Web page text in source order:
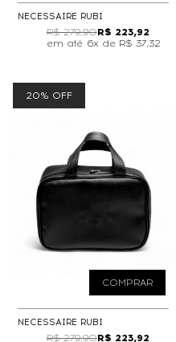
NECESSAIRE RUBI
R$ 279,90R$ 223,92
6x de R$ 37,32
20% OFF
COMPRAR
NECESSAIRE RUBI
R$ 279,90R$ 223,92